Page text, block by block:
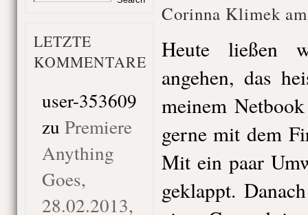
LETZTE
KOMMENTARE
user-353609
zu Premiere
Anything
Goes,
28.02.2013,
Corinna Klimek
Heute ließen
angehen, das
meinem
gerne mit dem
Mit ein paar
geklappt.